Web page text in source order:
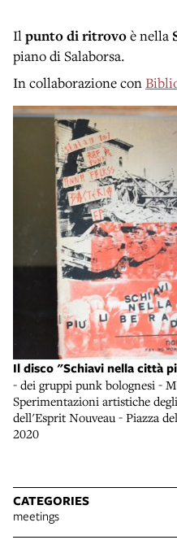
Ilpunto di ritrovoè nella
pianodi Salaborsa.
In collaborazione con
Il disco "Schiavi nella città
- dei gruppi punk bolognesi -
Sperimentazioni artistiche
dell'Esprit Nouveau - Piazza
2020
CATEGORIES
meetings